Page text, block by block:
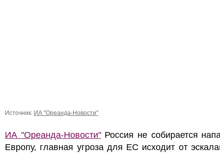
Источник: ИА "Ореанда-Новости"
ИА "Ореанда-Новости"Россия не собирается
Европу, главная угроза для ЕС исходит от